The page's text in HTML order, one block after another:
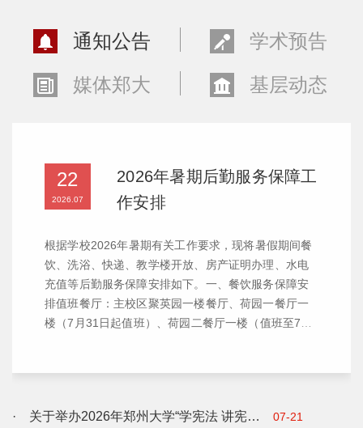
通知公告
学术预告
媒体郑大
基层动态
22
2026.07
2026年暑期后勤服务保障工
作安排
根据学校2026年暑期有关工作要求，现将暑假期间餐
饮、洗浴、快递、教学楼开放、房产证明办理、水电
充值等后勤服务保障安排如下。一、餐饮服务保障安
排值班餐厅：主校区聚英园一楼餐厅、荷园一餐厅一
楼（7月31日起值班）、荷园二餐厅一楼（值班至7月
· 关于举办2026年郑州大学“学宪法 讲宪法”法治素养能力大赛的通知 07-21